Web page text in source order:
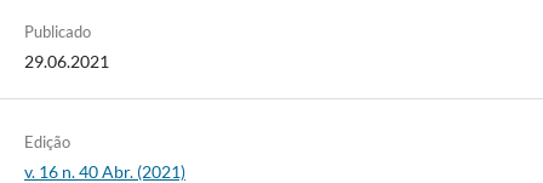
Publicado
29.06.2021
Edição
v. 16 n. 40 Abr. (2021)